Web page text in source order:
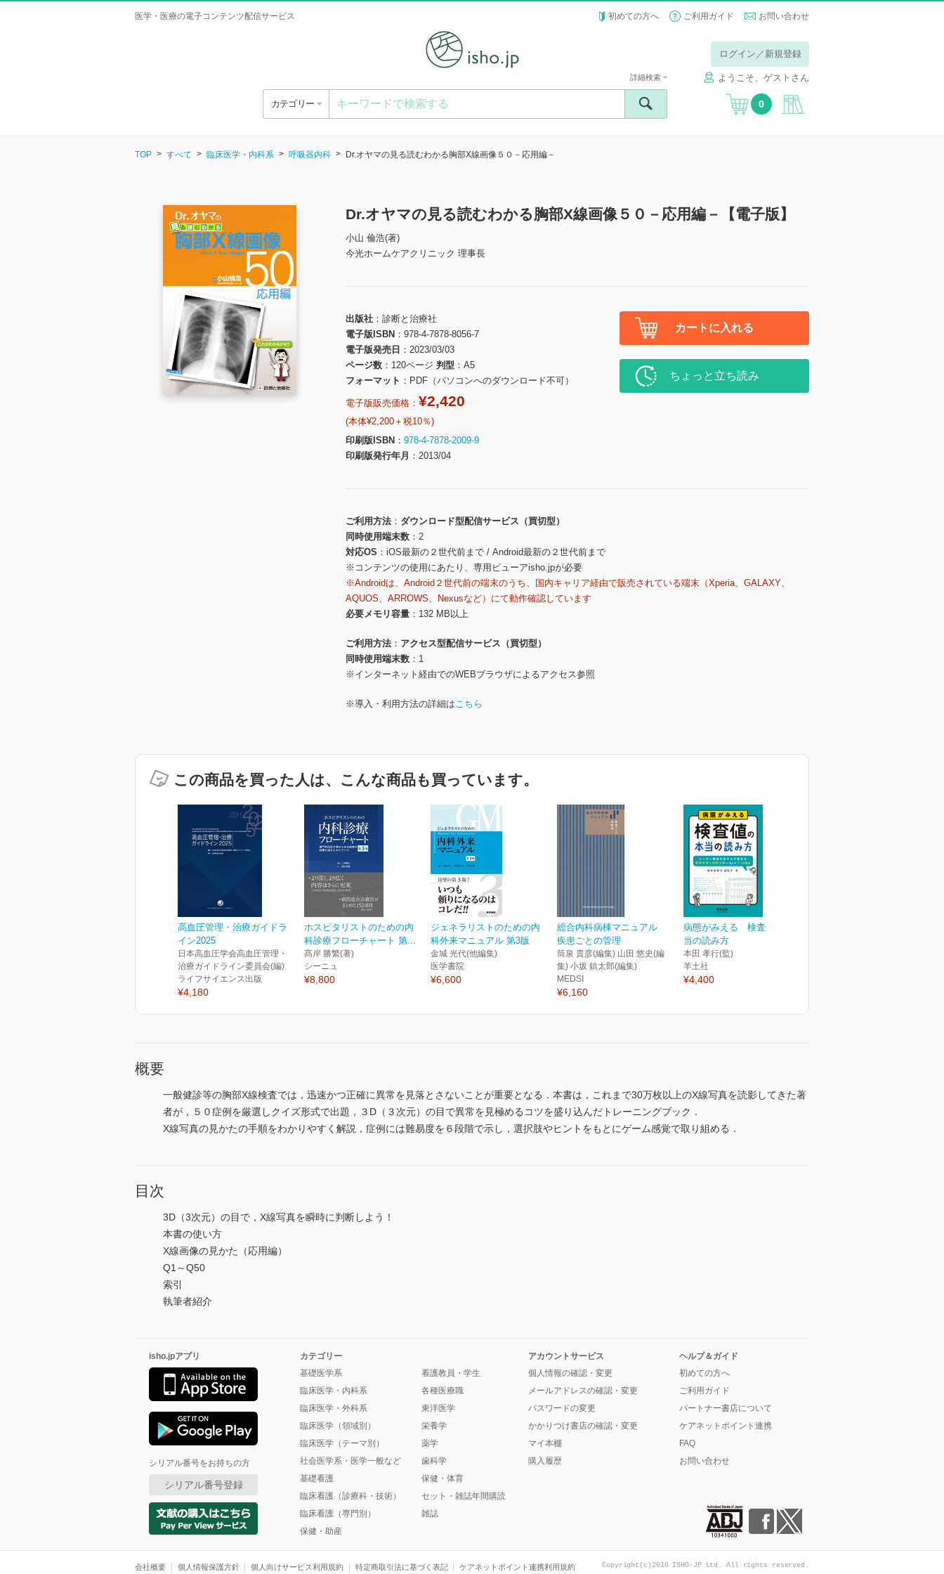
医学・医療の電子コンテンツ配信サービス 初めての方へ ご利用ガイド お問い合わせ
ログイン／新規登録
ようこそ、ゲストさん
カテゴリー
詳細検索
0
TOP すべて 臨床医学・内科系 呼吸器内科 Dr.オヤマの見る読むわかる胸部X線画像５０－応用編－
Dr.オヤマの見る読むわかる胸部X線画像５０－応用編－【電子版】
小山 倫浩(著)
今光ホームケアクリニック 理事長
出版社
診断と治療社
電子版ISBN
978-4-7878-8056-7
電子版発売日
2023/03/03
ページ数
120ページ 判型
A5
フォーマット
PDF（パソコンへのダウンロード不可）
電子版販売価格： ¥2,420
(本体¥2,200＋税10％)
印刷版ISBN
978-4-7878-2009-9
印刷版発行年月
2013/04
カートに入れる
ちょっと立ち読み
ご利用方法
ダウンロード型配信サービス（買切型）
同時使用端末数
2
対応OS
iOS最新の２世代前まで / Android最新の２世代前まで
※コンテンツの使用にあたり、専用ビューアisho.jpが必要
※Androidは、Android２世代前の端末のうち、国内キャリア経由で販売されている端末（Xperia、GALAXY、
AQUOS、ARROWS、Nexusなど）にて動作確認しています
必要メモリ容量
132 MB以上
ご利用方法
アクセス型配信サービス（買切型）
同時使用端末数
1
※インターネット経由でのWEBブラウザによるアクセス参照
※導入・利用方法の詳細はこちら
この商品を買った人は、こんな商品も買っています。
高血圧管理・治療ガイドラ
イン2025
日本高血圧学会高血圧管理・
治療ガイドライン委員会(編)
ライフサイエンス出版
¥4,180
ホスピタリストのための内
科診療フローチャート 第...
髙岸 勝繁(著)
シーニュ
¥8,800
ジェネラリストのための内
科外来マニュアル 第3版
金城 光代(他編集)
医学書院
¥6,600
総合内科病棟マニュアル
疾患ごとの管理
筒泉 貴彦(編集) 山田 悠史(編
集) 小坂 鎮太郎(編集)
MEDSI
¥6,160
病態がみえる 検査値の本
当の読み方
本田 孝行(監)
羊土社
¥4,400
概要
一般健診等の胸部X線検査では，迅速かつ正確に異常を見落とさないことが重要となる．本書は，これまで30万枚以上のX線写真を読影してきた著
者が，５０症例を厳選しクイズ形式で出題，３D（３次元）の目で異常を見極めるコツを盛り込んだトレーニングブック．
X線写真の見かたの手順をわかりやすく解説，症例には難易度を６段階で示し，選択肢やヒントをもとにゲーム感覚で取り組める．
目次
3D（3次元）の目で，X線写真を瞬時に判断しよう！
本書の使い方
X線画像の見かた（応用編）
Q1～Q50
索引
執筆者紹介
isho.jpアプリ
シリアル番号をお持ちの方
シリアル番号登録
カテゴリー
基礎医学系
臨床医学・内科系
臨床医学・外科系
臨床医学（領域別）
臨床医学（テーマ別）
社会医学系・医学一般など
基礎看護
臨床看護（診療科・技術）
臨床看護（専門別）
保健・助産
看護教員・学生
各種医療職
東洋医学
栄養学
薬学
歯科学
保健・体育
セット・雑誌年間購読
雑誌
アカウントサービス
個人情報の確認・変更
メールアドレスの確認・変更
パスワードの変更
かかりつけ書店の確認・変更
マイ本棚
購入履歴
ヘルプ＆ガイド
初めての方へ
ご利用ガイド
パートナー書店について
ケアネットポイント連携
FAQ
お問い合わせ
会社概要 個人情報保護方針 個人向けサービス利用規約 特定商取引法に基づく表記 ケアネットポイント連携利用規約 Copyright(c)2016 ISHO-JP Ltd. All rights reserved.